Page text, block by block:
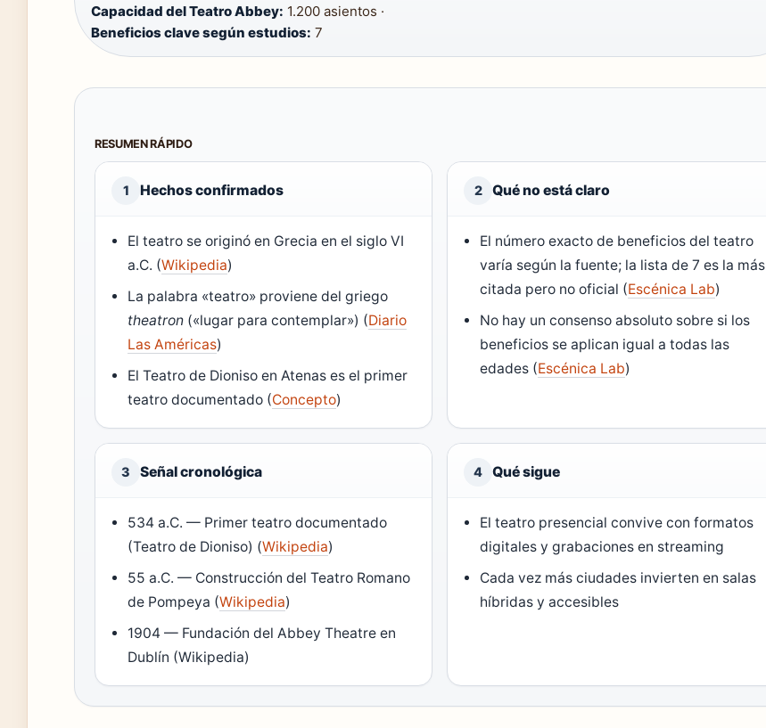
Capacidad del Teatro Abbey: 1.200 asientos ·
Beneficios clave según estudios: 7
RESUMEN RÁPIDO
1 Hechos confirmados
El teatro se originó en Grecia en el siglo VI
a.C. (Wikipedia)
La palabra «teatro» proviene del griego
theatron («lugar para contemplar») (Diario
Las Américas)
El Teatro de Dioniso en Atenas es el primer
teatro documentado (Concepto)
2 Qué no está claro
El número exacto de beneficios del teatro
varía según la fuente; la lista de 7 es la más
citada pero no oficial (Escénica Lab)
No hay un consenso absoluto sobre si los
beneficios se aplican igual a todas las
edades (Escénica Lab)
3 Señal cronológica
534 a.C. — Primer teatro documentado
(Teatro de Dioniso) (Wikipedia)
55 a.C. — Construcción del Teatro Romano
de Pompeya (Wikipedia)
1904 — Fundación del Abbey Theatre en
Dublín (Wikipedia)
4 Qué sigue
El teatro presencial convive con formatos
digitales y grabaciones en streaming
Cada vez más ciudades invierten en salas
híbridas y accesibles